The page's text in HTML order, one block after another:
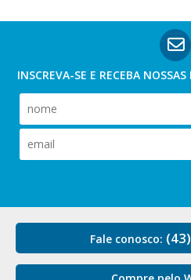
INSCREVA-SE E RECEBA NOSSAS
Fale conosco: